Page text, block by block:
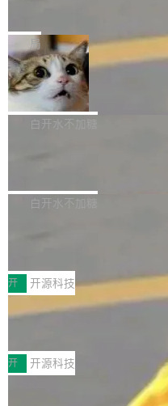
是把这段空隙补上。 回退到任
aDB 捕获 commit 之间的每一
微软同期总资本开支的四成。
bet、微软以及 Meta 等传统科
ceXAI的资金消耗速度尤为引
撑庞大支出的资金来源却呈现
貌。数据显示，微软和 Meta
一个在终端里运行的编程
1.2，驱动这个 agent 的新模型
你可以用 curl -fsSL https://
sh | bash 安装一个能在大项
代码、验证结果的 AI 终端工
个主 agent 循环，外加一组后
局
美团开源 LoHoSearch，用
准 AI 能力认知
机器出题的前提，是让机器拥
构建流程可以分为四个环节：
白开水不加糖
库，并将作为transport接入
MPComm将作为一种传输引
ENT，实现零拷贝传输性能提
传输性能最高提升5倍。UCL-
于自研UCL-Engine通信引擎
持续开源更多基于UCL-
件。 腾讯网平团队在UCL-
个独立于业务线程的全局通信
白开水不加糖
型案例入选名单》，深信服“面
开源 AI 编程平台 CoStrict 应
创新与落地成效成功入选。 全
助力企业AI研发安全落地 当
经开始引入 AI Coding 工具，
型或企业内部部署模型提升研
Coding 从个人辅助工具逐步
开 开源科技
深信服AI算力网关入选工信
前不久，工业和信息化部正式
智能应用典型案例名单》，集
各领域的应用成果，覆盖技术
产品应用、支撑保障、专题等
开 开源科技
Jeff Dean 离开 Google：